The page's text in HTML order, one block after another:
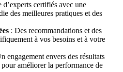
d’experts certifiés avec une
des meilleures pratiques et des
: Des recommandations et des
à vos besoins et à votre
engagement envers des résultats
améliorer la performance de